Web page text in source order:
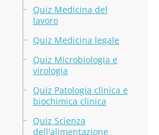
Quiz Medicina del
lavoro
Quiz Medicina legale
Quiz Microbiologia e
virologia
Quiz Patologia clinica e
biochimica clinica
Quiz Scienza
dell'alimentazione